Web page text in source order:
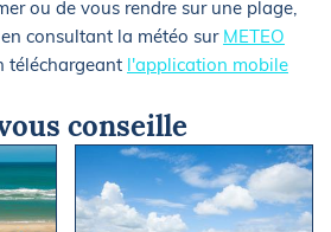
ou de vous rendre sur une plage,
consultant la météo sur METEO
téléchargeant l'application mobile
conseille